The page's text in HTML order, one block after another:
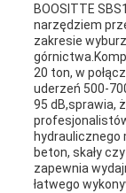
BOOSITTE
narzędziem
zakresie
20 ton, w
uderzeń 500-
95 dB,sprawia,
hydraulicznego
beton, skały
zapewnia
łatwego